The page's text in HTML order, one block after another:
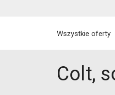
Wszystkie oferty
Colt,